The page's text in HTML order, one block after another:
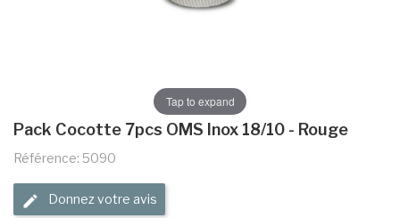
Tap to expand
Pack Cocotte 7pcs OMS Inox 18/10 - Rouge
Référence: 5090
Donnez votre avis